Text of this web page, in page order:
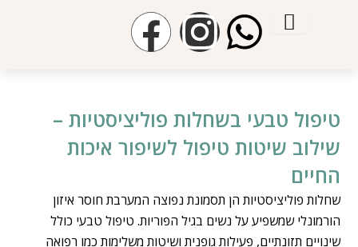
I
s
t
a
g
F
c
e
b
o
W
a
t
s
a
טיפול טבעי בשחלות פוליציסטיות –
שילוב שיטות טיפול לשיפור איכות
החיים
שחלות פוליציסטיות הן תסמונת נפוצה המערבת חוסר איזון
הורמונלי שמשפיע על נשים בגיל הפוריות. טיפול טבעי כולל
שינויים תזונתיים, פעילות גופנית ושיטות משלימות כמו רפואה